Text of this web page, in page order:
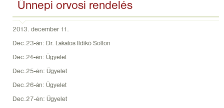
Ünnepi orvosi rendelés
2013. december 11.
Dec.23-án: Dr. Lakatos Ildikó Solton
Dec.24-én: Ügyelet
Dec.25-én: Ügyelet
Dec.26-án: Ügyelet
Dec.27-én: Ügyelet